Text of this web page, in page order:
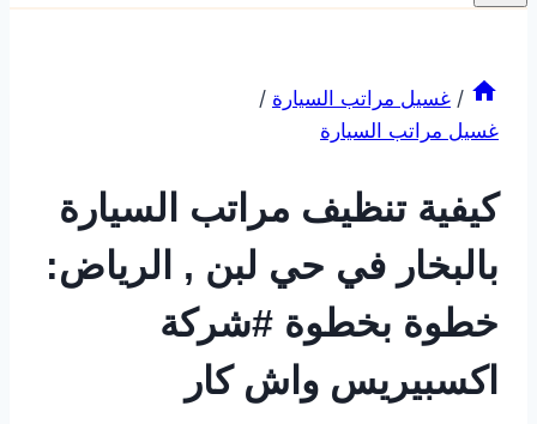
/ غسيل مراتب السيارة /
غسيل مراتب السيارة
كيفية تنظيف مراتب السيارة
بالبخار في حي لبن , الرياض:
خطوة بخطوة #شركة
اكسبيريس واش كار